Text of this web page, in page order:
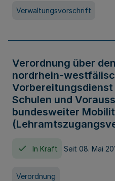
Verwaltungsvorschrift
Verordnung über
nordrhein-
Schulen und
bundesweiter
In Kraft Seit 08. Mai
Verordnung